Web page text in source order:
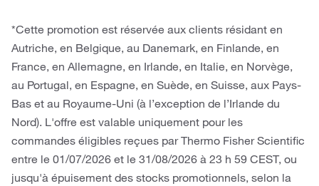
*Cette promotion est réservée aux clients résidant en
Autriche, en Belgique, au Danemark, en Finlande, en
France, en Allemagne, en Irlande, en Italie, en Norvège,
au Portugal, en Espagne, en Suède, en Suisse, aux Pays-
Bas et au Royaume-Uni (à l’exception de l’Irlande du
Nord). L'offre est valable uniquement pour les
commandes éligibles reçues par Thermo Fisher Scientific
entre le 01/07/2026 et le 31/08/2026 à 23 h 59 CEST, ou
jusqu'à épuisement des stocks promotionnels, selon la